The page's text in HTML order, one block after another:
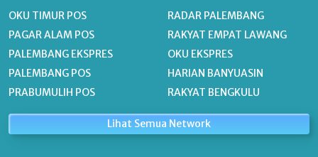
OKU TIMUR POS
PAGAR ALAM POS
PALEMBANG EKSPRES
PALEMBANG POS
PRABUMULIH POS
RADAR PALEMBANG
RAKYAT EMPAT LAWANG
OKU EKSPRES
HARIAN BANYUASIN
RAKYAT BENGKULU
Lihat Semua Network